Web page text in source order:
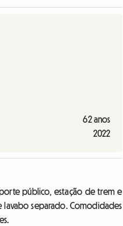
62 anos
2022
público, estação de trem e
separado. Comodidades